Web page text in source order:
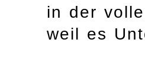
in der
weil es